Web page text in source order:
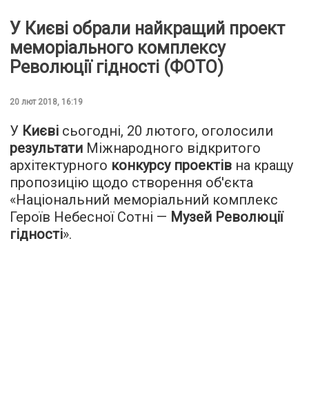
У Києві обрали найкращий проект
меморіального комплексу
Революції гідності (ФОТО)
20 лют 2018, 16:19
У Києві сьогодні, 20 лютого, оголосили
результати Міжнародного відкритого
архітектурного конкурсу проектів на кращу
пропозицію щодо створення об'єкта
«Національний меморіальний комплекс
Героїв Небесної Сотні — Музей Революції
гідності».